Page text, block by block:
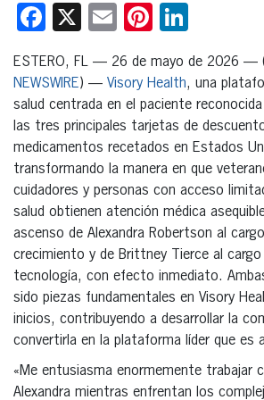
Facebook
X EmailPinterest
ESTERO, FL — 26 de mayo de 2026 — (
NEWSWIRE) — Visory Health, una
salud centrada en el paciente
las tres principales tarjetas de
medicamentos recetados en Estados
transformando la manera en que
cuidadores y personas con acceso
salud obtienen atención médica
ascenso de Alexandra Robertson al
crecimiento y de Brittney Tierce al
tecnología, con efecto inmediato.
sido piezas fundamentales en Visory
inicios, contribuyendo a desarrollar la
convertirla en la plataforma líder que es
«Me entusiasma enormemente trabajar
Alexandra mientras enfrentan los